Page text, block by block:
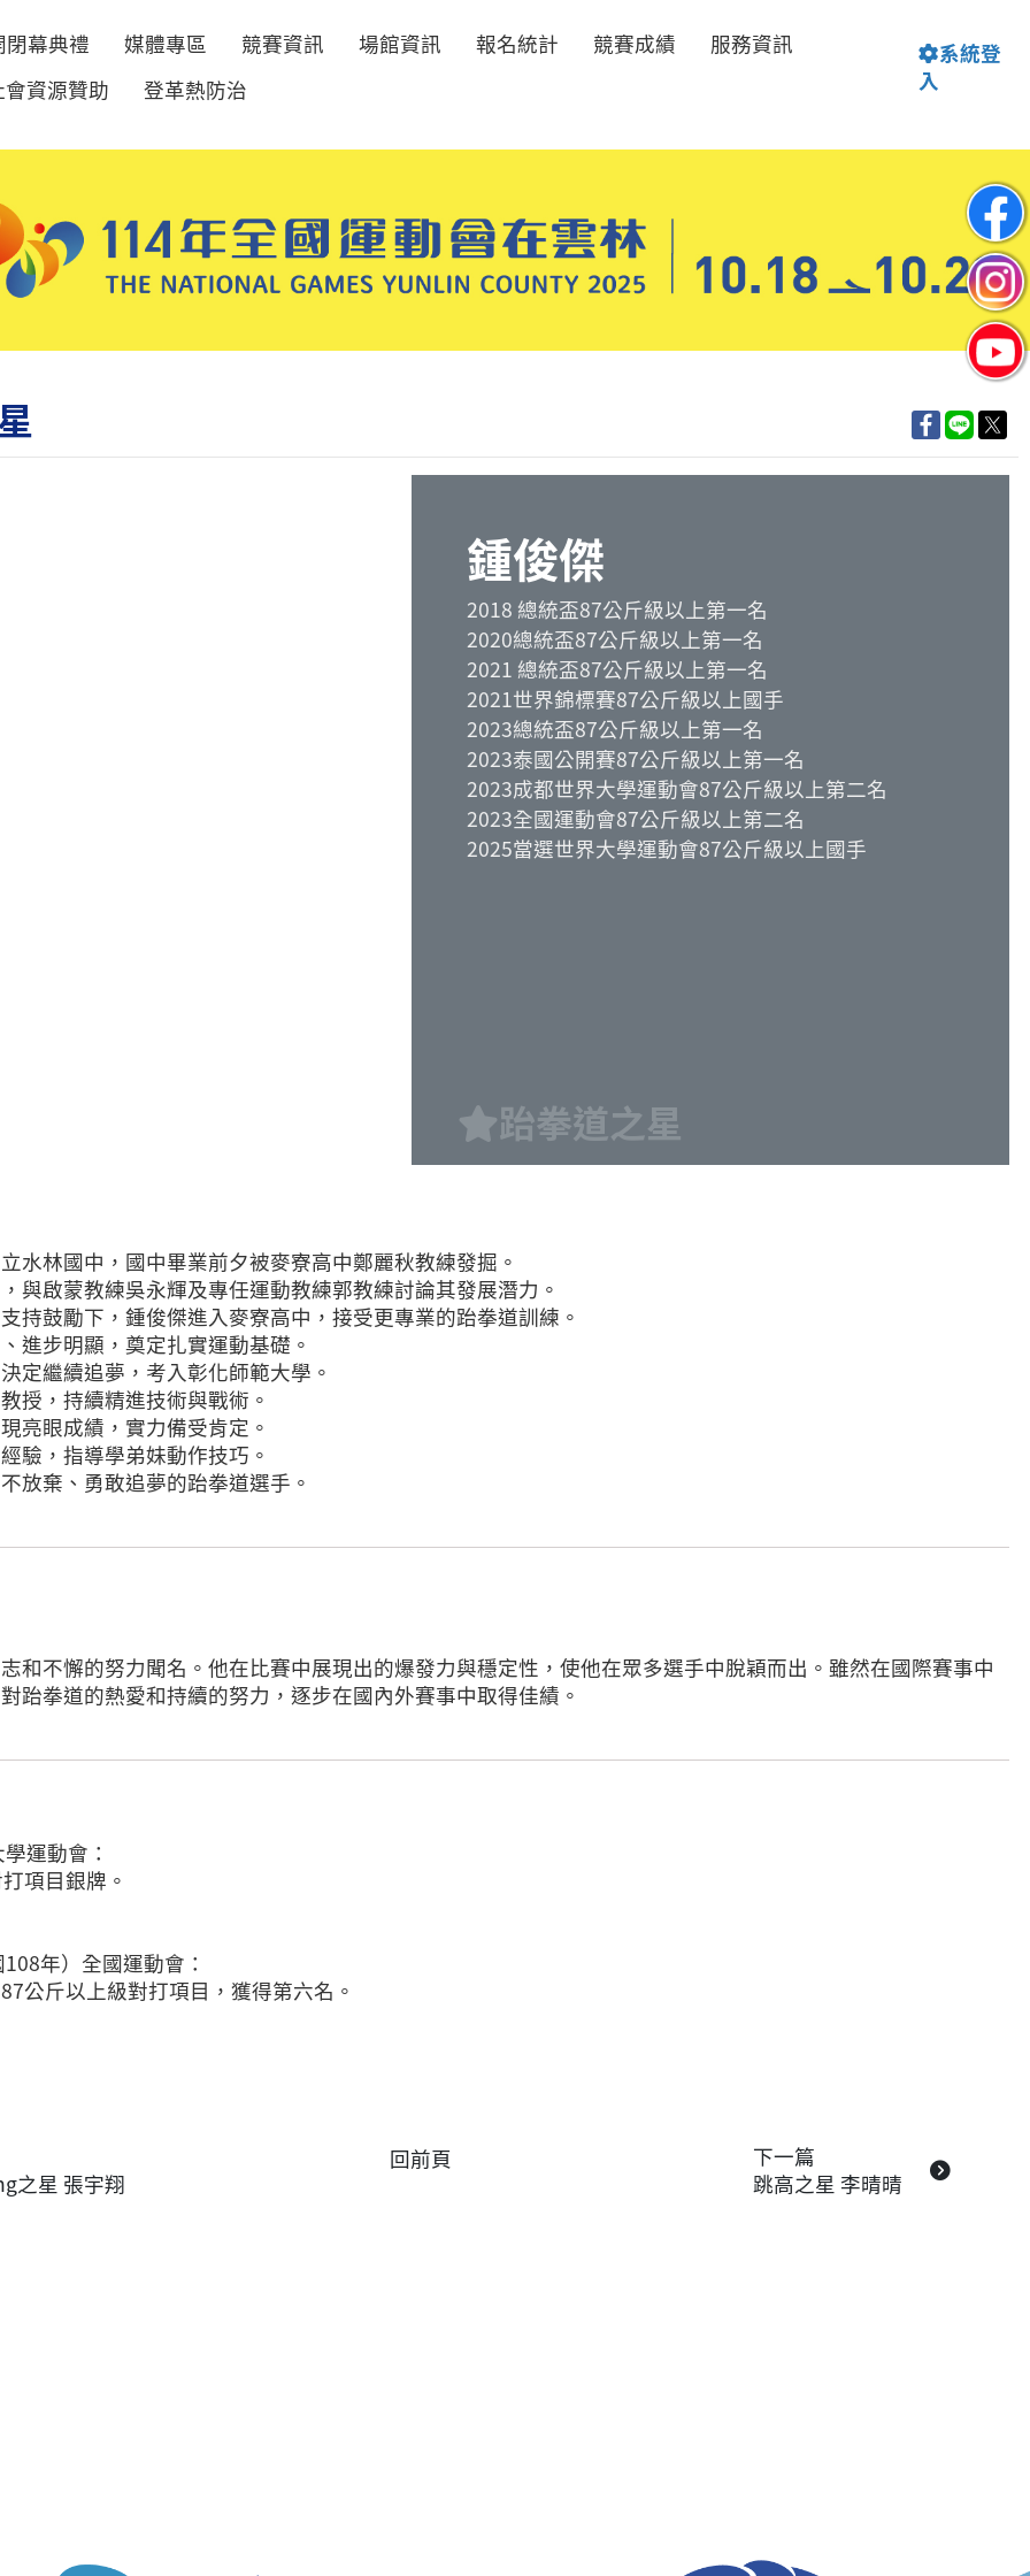
閉幕典禮 媒體專區 競賽資訊 場館資訊 報名統計 競賽成績
服務資訊
會資源贊助
登革熱防治
系統登
入
鍾俊傑
2018 總統盃87公斤級以上第一名
2020總統盃87公斤級以上第一名
2021 總統盃87公斤級以上第一名
2021世界錦標賽87公斤級以上國手
2023總統盃87公斤級以上第一名
2023泰國公開賽87公斤級以上第一名
2023成都世界大學運動會87公斤級以上第二名
2023全國運動會87公斤級以上第二名
2025當選世界大學運動會87公斤級以上國手
跆拳道之星
水林國中，國中畢業前夕被麥寮高中鄭麗秋教練發掘。
與啟蒙教練吳永輝及專任運動教練郭教練討論其發展潛力。
持鼓勵下，鍾俊傑進入麥寮高中，接受更專業的跆拳道訓練。
進步明顯，奠定扎實運動基礎。
定繼續追夢，考入彰化師範大學。
授，持續精進技術與戰術。
亮眼成績，實力備受肯定。
驗，指導學弟妹動作技巧。
放棄、勇敢追夢的跆拳道選手。
和不懈的努力聞名。他在比賽中展現出的爆發力與穩定性，使他在眾多選手中脫穎而出。雖然在國際賽事中
跆拳道的熱愛和持續的努力，逐步在國內外賽事中取得佳績。
運動會：
項目銀牌。
年）全國運動會：
公斤以上級對打項目，獲得第六名。
之星 張宇翔
回前頁
下一篇
跳高之星 李晴晴